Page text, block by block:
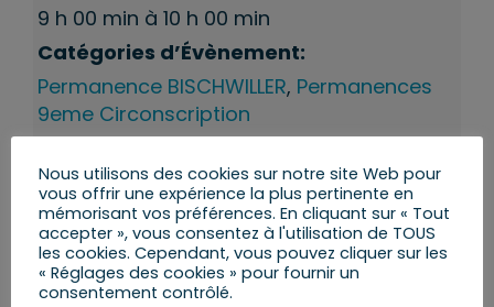
9 h 00 min à 10 h 00 min
Catégories d’Évènement:
Permanence BISCHWILLER, Permanences
9eme Circonscription
Nous utilisons des cookies sur notre site Web pour
vous offrir une expérience la plus pertinente en
mémorisant vos préférences. En cliquant sur « Tout
accepter », vous consentez à l'utilisation de TOUS
les cookies. Cependant, vous pouvez cliquer sur les
« Réglages des cookies » pour fournir un
consentement contrôlé.